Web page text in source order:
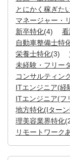
とにかく稼ぎた
マネージャー・
新卒特化(4)
自動車整備士特
栄養士特化(3)
未経験・フリー
コンサルティン
ITエンジニア(経
ITエンジニア(フ
地方特化(Iター
理美容業界特化
リモートワーク